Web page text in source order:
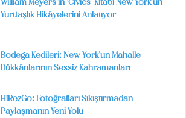
William Meyers’in ‘Civics’ Kitabı New York’un
Yurttaşlık Hikâyelerini Anlatıyor
Bodega Kedileri: New York’un Mahalle
Dükkânlarının Sessiz Kahramanları
HiRezGo: Fotoğrafları Sıkıştırmadan
Paylaşmanın Yeni Yolu